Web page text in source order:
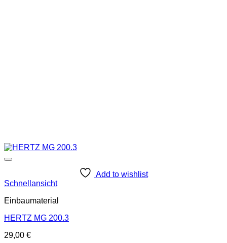
Add to wishlist
Schnellansicht
Einbaumaterial
HERTZ MG 200.3
29,00 €